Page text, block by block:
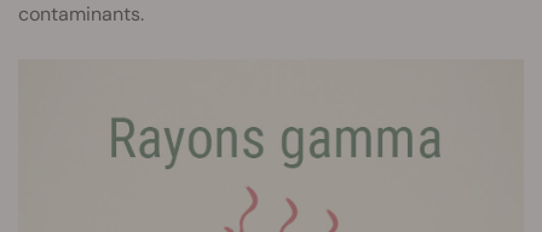
contaminants.